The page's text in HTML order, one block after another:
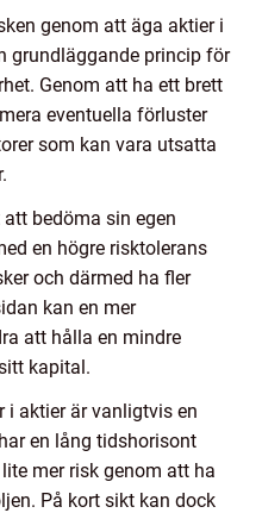
genom att äga aktier i
grundläggande princip för
Genom att ha ett brett
eventuella förluster
som kan vara utsatta
bedöma sin egen
en högre risktolerans
och därmed ha fler
kan en mer
att hålla en mindre
kapital.
i aktier är vanligtvis en
en lång tidshorisont
mer risk genom att ha
På kort sikt kan dock